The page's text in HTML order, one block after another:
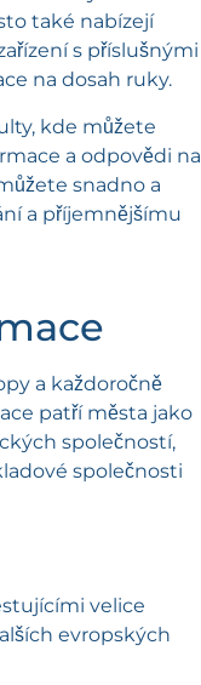
také nabízejí
s příslušnými
na dosah ruky.
kde můžete
a odpovědi na
snadno a
a příjemnějšímu
a každoročně
patří města jako
společností,
společnosti
velice
evropských